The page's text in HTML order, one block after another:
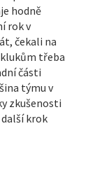
hodně
rok v
čekali na
klukům třeba
části
týmu v
zkušenosti
krok